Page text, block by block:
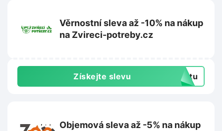
Věrnostní sleva až -10% na nákup
na Zvireci-potreby.cz
Získejte slevu extu
Objemová sleva až -5% na nákup